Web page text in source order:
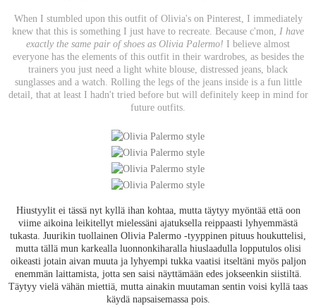
When I stumbled upon this outfit of Olivia's on Pinterest, I immediately
knew that this is something I just have to recreate. Because c'mon, I have
exactly the same pair of shoes as Olivia Palermo! I believe almost
everyone has the elements of this outfit in their wardrobes, as besides the
trainers you just need a light white blouse, distressed jeans, black
sunglasses and a watch. Rolling the legs of the jeans inside is a fun little
detail, that at least I hadn't tried before but will definitely keep in mind for
future outfits.
Hiustyylit ei tässä nyt kyllä ihan kohtaa, mutta täytyy myöntää että oon
viime aikoina leikitellyt mielessäni ajatuksella reippaasti lyhyemmästä
tukasta. Juurikin tuollainen Olivia Palermo -tyyppinen pituus houkuttelisi,
mutta tällä mun karkealla luonnonkiharalla hiuslaadulla lopputulos olisi
oikeasti jotain aivan muuta ja lyhyempi tukka vaatisi itseltäni myös paljon
enemmän laittamista, jotta sen saisi näyttämään edes jokseenkin siistiltä.
Täytyy vielä vähän miettiä, mutta ainakin muutaman sentin voisi kyllä taas
käydä napsaisemassa pois.